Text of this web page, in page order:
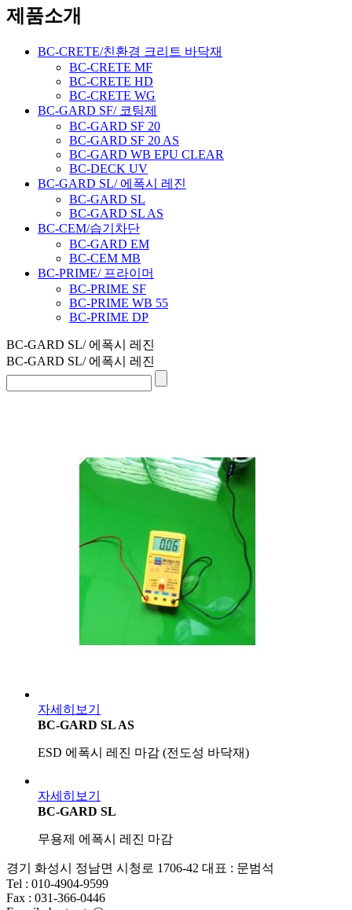
제품소개
BC-CRETE/친환경 크리트 바닥재
BC-CRETE MF
BC-CRETE HD
BC-CRETE WG
BC-GARD SF/ 코팅제
BC-GARD SF 20
BC-GARD SF 20 AS
BC-GARD WB EPU CLEAR
BC-DECK UV
BC-GARD SL/ 에폭시 레진
BC-GARD SL
BC-GARD SL AS
BC-CEM/습기차단
BC-GARD EM
BC-CEM MB
BC-PRIME/ 프라이머
BC-PRIME SF
BC-PRIME WB 55
BC-PRIME DP
BC-GARD SL/ 에폭시 레진
BC-GARD SL/ 에폭시 레진
자세히보기
BC-GARD SL AS
ESD 에폭시 레진 마감 (전도성 바닥재)
자세히보기
BC-GARD SL
무용제 에폭시 레진 마감
경기 화성시 정남면 시청로 1706-42 대표 : 문범석
Tel : 010-4904-9599
Fax : 031-366-0446